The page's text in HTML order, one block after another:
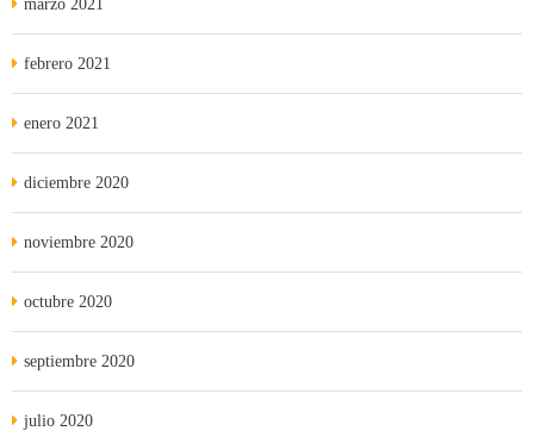
marzo 2021
febrero 2021
enero 2021
diciembre 2020
noviembre 2020
octubre 2020
septiembre 2020
julio 2020